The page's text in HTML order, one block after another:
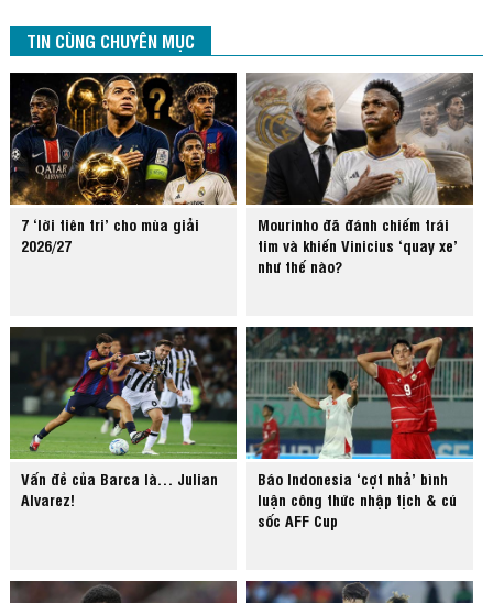
TIN CÙNG CHUYÊN MỤC
7 ‘lời tiên tri’ cho mùa giải
2026/27
Mourinho đã đánh chiếm trái
tim và khiến Vinicius ‘quay xe’
như thế nào?
Vấn đề của Barca là… Julian
Alvarez!
Báo Indonesia ‘cợt nhả’ bình
luận công thức nhập tịch & cú
sốc AFF Cup